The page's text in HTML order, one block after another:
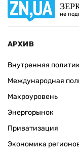
не
АРХИВ
Внутренняя
Международная
Макроуровень
Энергорынок
Приватизация
Экономика